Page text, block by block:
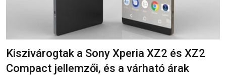
Kiszivárogtak a Sony Xperia XZ2 és XZ2
Compact jellemzői, és a várható árak